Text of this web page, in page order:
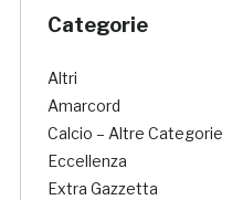
Categorie
Altri
Amarcord
Calcio – Altre Categorie
Eccellenza
Extra Gazzetta